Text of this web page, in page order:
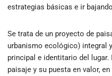
estrategias básicas e ir
Se trata de un proyecto de
urbanismo ecológico) integral
principal e identitario del lugar.
paisaje y su puesta en valor,